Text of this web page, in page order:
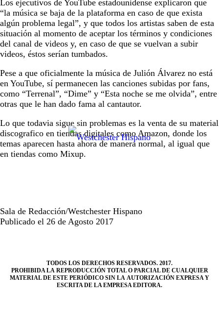
Los ejecutivos de YouTube estadounidense explicaron que
“la música se baja de la plataforma en caso de que exista
algún problema legal”, y que todos los artistas saben de esta
situación al momento de aceptar los términos y condiciones
del canal de videos y, en caso de que se vuelvan a subir
videos, éstos serían tumbados.
Pese a que oficialmente la música de Julión Álvarez no está
en YouTube, sí permanecen las canciones subidas por fans,
como “Terrenal”, “Dime” y “Esta noche se me olvida”, entre
otras que le han dado fama al cantautor.
Lo que todavia sigue sin problemas es la venta de su material
discografico en tiendas digitales como Amazon, donde los
temas aparecen hasta ahora de manera normal, al igual que
en tiendas como Mixup.
Sala de Redacción/Westchester Hispano
Publicado el 26 de Agosto 2017
TODOS LOS DERECHOS RESERVADOS. 2017.
PROHIBIDA LA REPRODUCCIÓN TOTAL O PARCIAL DE CUALQUIER
MATERIAL DE ESTE PERIÓDICO SIN LA AUTORIZACIÓN EXPRESA Y
ESCRITA DE LA EMPRESA EDITORA.